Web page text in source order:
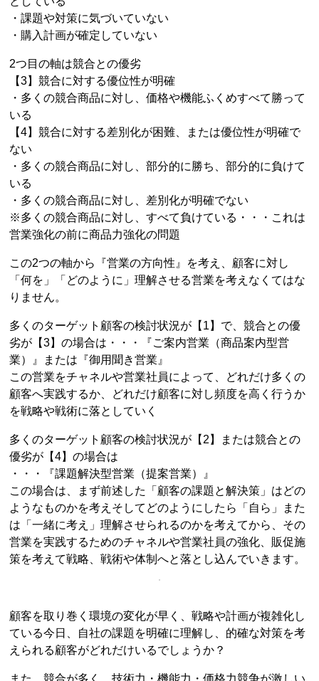
・課題や対策に気づいていない
・購入計画が確定していない
2つ目の軸は競合との優劣
【3】競合に対する優位性が明確
・多くの競合商品に対し、価格や機能ふくめすべて勝って
いる
【4】競合に対する差別化が困難、または優位性が明確で
ない
・多くの競合商品に対し、部分的に勝ち、部分的に負けて
いる
・多くの競合商品に対し、差別化が明確でない
※多くの競合商品に対し、すべて負けている・・・これは
営業強化の前に商品力強化の問題
この2つの軸から『営業の方向性』を考え、顧客に対し
「何を」「どのように」理解させる営業を考えなくてはな
りません。
多くのターゲット顧客の検討状況が【1】で、競合との優
劣が【3】の場合は・・・『ご案内営業（商品案内型営
業）』または『御用聞き営業』
この営業をチャネルや営業社員によって、どれだけ多くの
顧客へ実践するか、どれだけ顧客に対し頻度を高く行うか
を戦略や戦術に落としていく
多くのターゲット顧客の検討状況が【2】または競合との
優劣が【4】の場合は
・・・『課題解決型営業（提案営業）』
この場合は、まず前述した「顧客の課題と解決策」はどの
ようなものかを考えそしてどのようにしたら「自ら」また
は「一緒に考え」理解させられるのかを考えてから、その
営業を実践するためのチャネルや営業社員の強化、販促施
策を考えて戦略、戦術や体制へと落とし込んでいきます。
顧客を取り巻く環境の変化が早く、戦略や計画が複雑化し
ている今日、自社の課題を明確に理解し、的確な対策を考
えられる顧客がどれだけいるでしょうか？
また、競合が多く、技術力・機能力・価格力競争が激しい